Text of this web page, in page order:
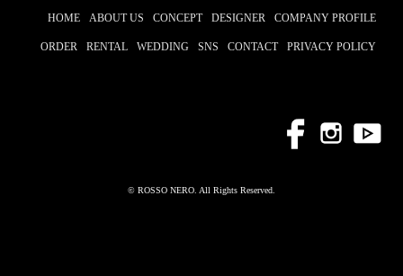
HOME ABOUT US CONCEPT DESIGNER COMPANY PROFILE
ORDER RENTAL WEDDING SNS CONTACT PRIVACY POLICY
© ROSSO NERO. All Rights Reserved.